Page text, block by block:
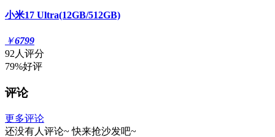
小米17 Ultra(12GB/512GB)
￥6799
92人评分
79%好评
评论
更多评论
还没有人评论~ 快来抢沙发吧~